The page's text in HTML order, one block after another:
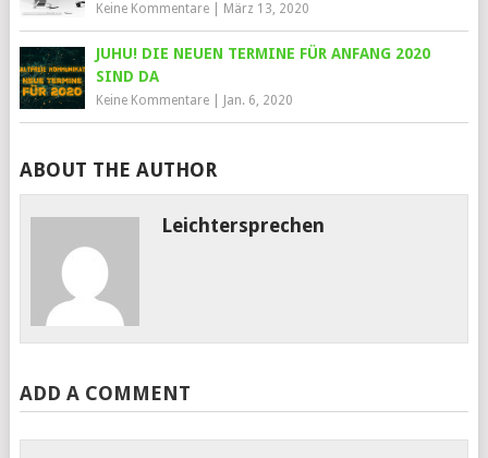
Keine Kommentare| März 13, 2020
JUHU! DIE NEUEN TERMINE FÜR ANFANG 2020
SIND DA
Keine Kommentare| Jan. 6, 2020
ABOUT THE AUTHOR
Leichtersprechen
ADD A COMMENT